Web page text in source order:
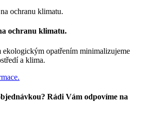
ochranu klimatu.
opatřením minimalizujeme
a klima.
Rádi Vám odpovíme na